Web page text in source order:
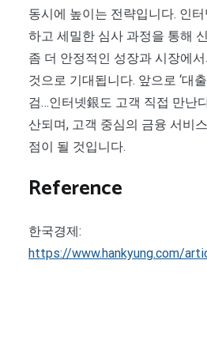
동시에 높이는 전략입니다. 인
하고 세밀한 심사 과정을 통해
좀 더 안정적인 성장과 시장에
것으로 기대됩니다. 앞으로 ‘대
검…인터넷銀도 고객 직접 만난
산되며, 고객 중심의 금융 서비
점이 될 것입니다.
Reference
한국경제:
https://www.hankyung.com/